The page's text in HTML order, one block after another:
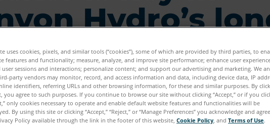
Hydro’s
growth
uses cookies, pixels, and similar tools (“cookies”), some of which are provided by third parties, to
features and functionality; measure, analyze, and improve site performance; enhance user
user sessions and interactions; personalize content; and support our advertising and marketing. We
party vendors may monitor, record, and access information and data, including device data, IP
identifiers, referring URLs and other browsing information, for these and similar purposes. By
you agree to such purposes. If you continue to browse our site without clicking “Accept,” or if you
only cookies necessary to operate and enable default website features and functionalities will be
By using this site or clicking “Accept,” “Reject,” or “Manage Preferences” you acknowledge and
Policy available through the link in the footer of this website, Cookie Policy, and Terms of Use.